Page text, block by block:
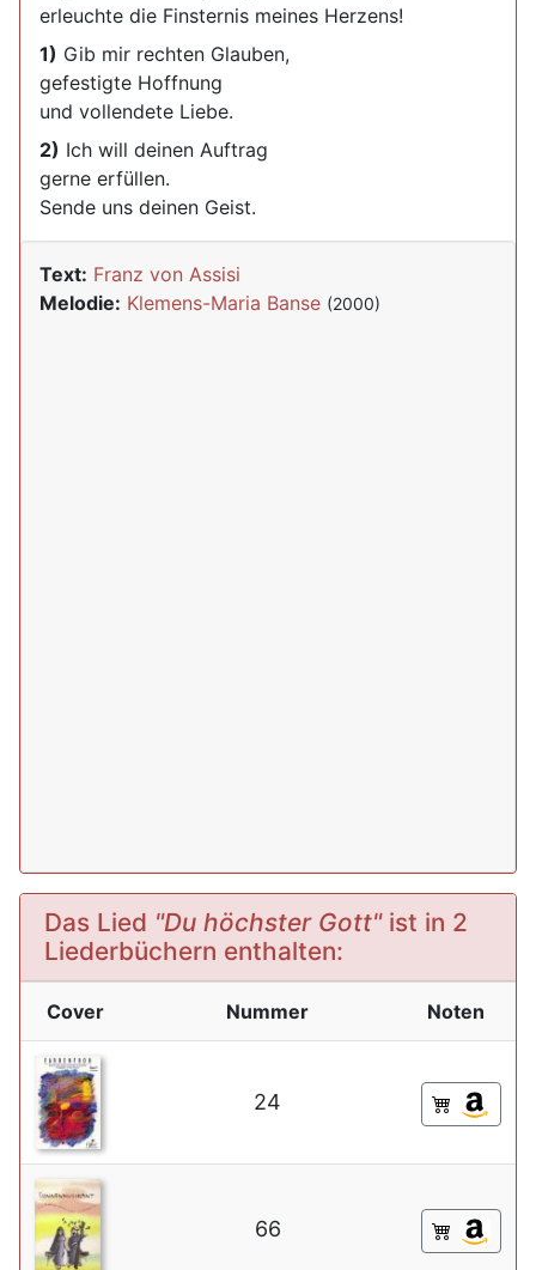
erleuchte die Finsternis meines Herzens!
1) Gib mir rechten Glauben,
gefestigte Hoffnung
und vollendete Liebe.
2) Ich will deinen Auftrag
gerne erfüllen.
Sende uns deinen Geist.
Text: Franz von Assisi
Melodie: Klemens-Maria Banse (2000)
Das Lied "Du höchster Gott"ist in 2
Liederbüchern enthalten:
Cover Nummer Noten
24
66